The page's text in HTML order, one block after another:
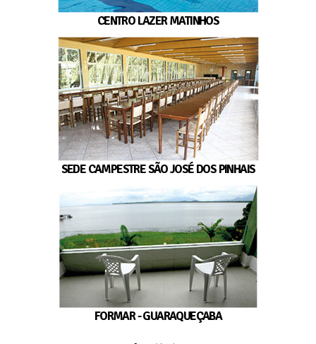
CENTRO LAZER MATINHOS
SEDE CAMPESTRE SÃO JOSÉ DOS PINHAIS
FORMAR - GUARAQUEÇABA